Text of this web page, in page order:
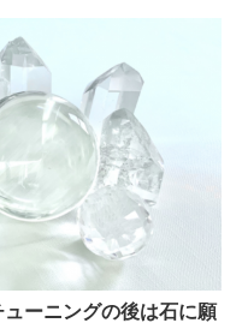
ーニングの後は石に願